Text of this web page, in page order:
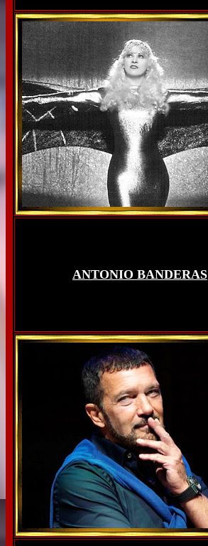
ANTONIO BANDERAS